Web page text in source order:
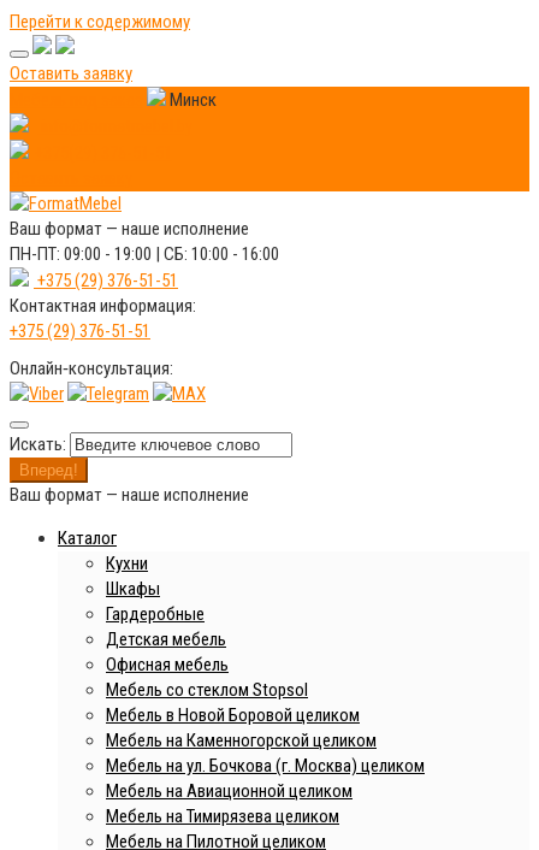
Перейти к содержимому
Оставить заявку
Минск
Ваш формат — наше исполнение
ПН-ПТ: 09:00 - 19:00 | СБ: 10:00 - 16:00
+375 (29) 376-51-51
Контактная информация:
+375 (29) 376-51-51
Онлайн‑консультация:
Искать:
Вперед!
Ваш формат — наше исполнение
Каталог
Кухни
Шкафы
Гардеробные
Детская мебель
Офисная мебель
Мебель со стеклом Stopsol
Мебель в Новой Боровой целиком
Мебель на Каменногорской целиком
Мебель на ул. Бочкова (г. Москва) целиком
Мебель на Авиационной целиком
Мебель на Тимирязева целиком
Мебель на Пилотной целиком